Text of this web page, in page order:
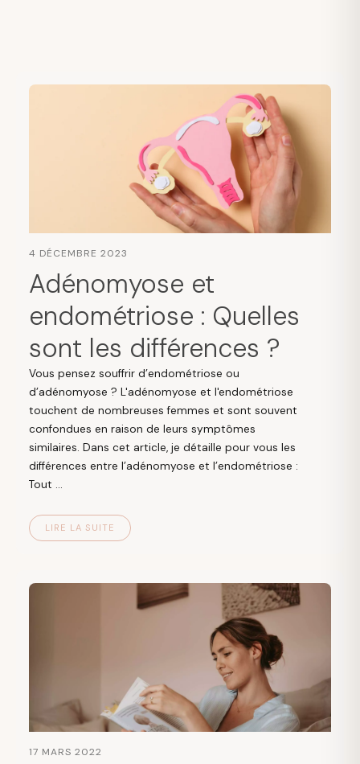
4 DÉCEMBRE 2023
Adénomyose et
endométriose : Quelles
sont les différences ?
Vous pensez souffrir d’endométriose ou
d’adénomyose ? L'adénomyose et l'endométriose
touchent de nombreuses femmes et sont souvent
confondues en raison de leurs symptômes
similaires. Dans cet article, je détaille pour vous les
différences entre l’adénomyose et l’endométriose :
Tout ...
LIRE LA SUITE
17 MARS 2022